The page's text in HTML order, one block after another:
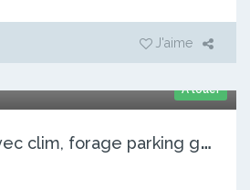
J'aime
A louer
A
ppartement avec clim, forage parking gardien à Nkolnda. 2 c